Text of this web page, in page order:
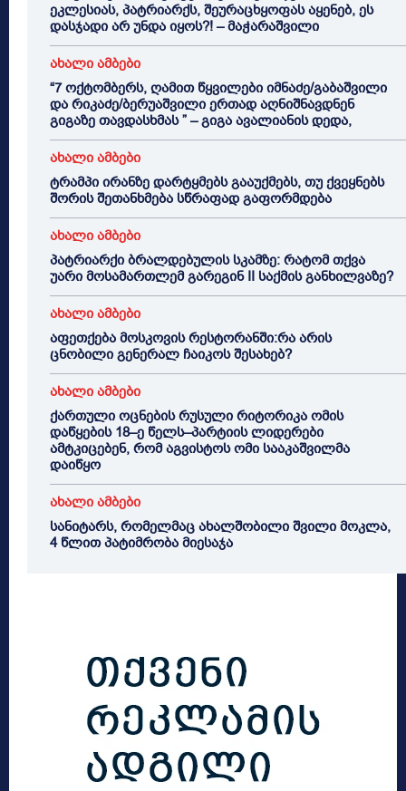
ეკლესიას, პატრიარქს, შეურაცხყოფას აყენებ, ეს
დასჯადი არ უნდა იყოს?! – მაჭარაშვილი
ახალი ამბები
“7 ოქტომბერს, ღამით წყვილები იმნაძე/გაბაშვილი
და რიკაძე/ბერუაშვილი ერთად აღნიშნავდნენ
გიგაზე თავდასხმას ” – გიგა ავალიანის დედა,
ახალი ამბები
ტრამპი ირანზე დარტყმებს გააუქმებს, თუ ქვეყნებს
შორის შეთანხმება სწრაფად გაფორმდება
ახალი ამბები
პატრიარქი ბრალდებულის სკამზე: რატომ თქვა
უარი მოსამართლემ გარეგინ II საქმის განხილვაზე?
ახალი ამბები
აფეთქება მოსკოვის რესტორანში:რა არის
ცნობილი გენერალ ჩაიკოს შესახებ?
ახალი ამბები
ქართული ოცნების რუსული რიტორიკა ომის
დაწყების 18–ე წელს–პარტიის ლიდერები
ამტკიცებენ, რომ აგვისტოს ომი სააკაშვილმა
დაიწყო
ახალი ამბები
სანიტარს, რომელმაც ახალშობილი შვილი მოკლა,
4 წლით პატიმრობა მიესაჯა